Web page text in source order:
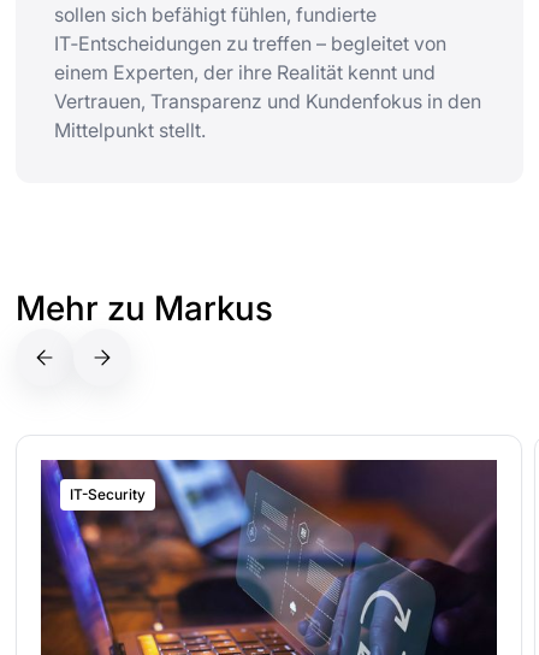
sollen sich befähigt fühlen, fundierte
IT‑Entscheidungen zu treffen – begleitet von
einem Experten, der ihre Realität kennt und
Vertrauen, Transparenz und Kundenfokus in den
Mittelpunkt stellt.
Mehr zu Markus
IT-Security